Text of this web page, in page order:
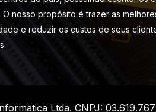
O nosso propósito é trazer as
e reduzir os custos de seus
Ltda. CNPJ: